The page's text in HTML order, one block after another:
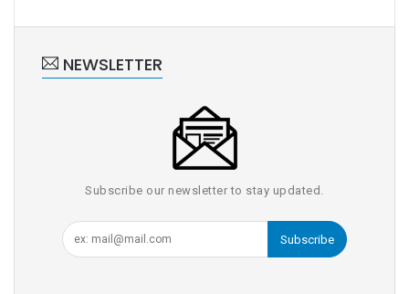
NEWSLETTER
Subscribe our newsletter to stay updated.
Subscribe